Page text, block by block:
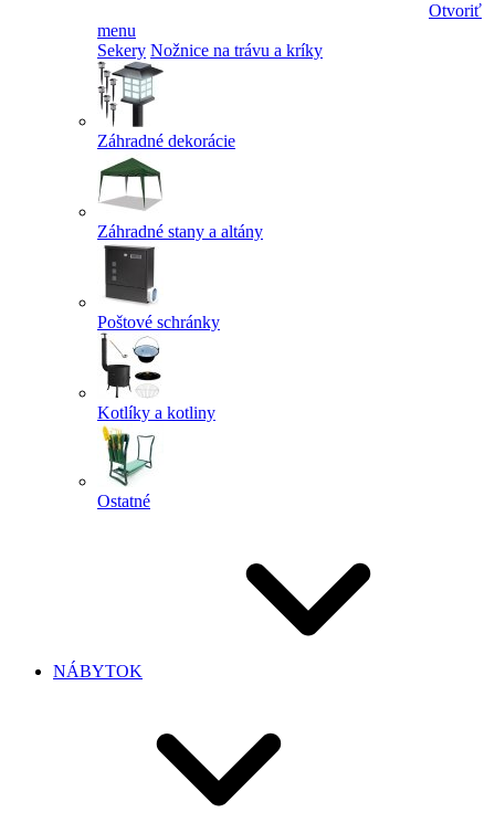
Otvoriť
menu
Sekery Nožnice na trávu a kríky
Záhradné dekorácie
Záhradné stany a altány
Poštové schránky
Kotlíky a kotliny
Ostatné
NÁBYTOK